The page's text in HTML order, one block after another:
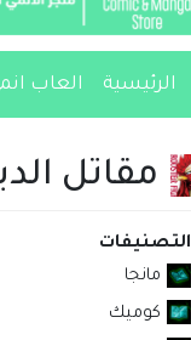
الرئيسية العاب
مقاتل
التصنيفات
مانجا
كوميك